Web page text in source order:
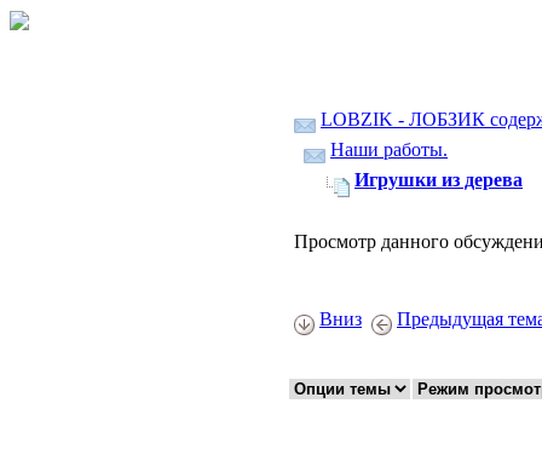
LOBZIK - ЛОБЗИК
Наши работы.
Игрушки из дерева
Просмотр данного
Вниз Предыдущая